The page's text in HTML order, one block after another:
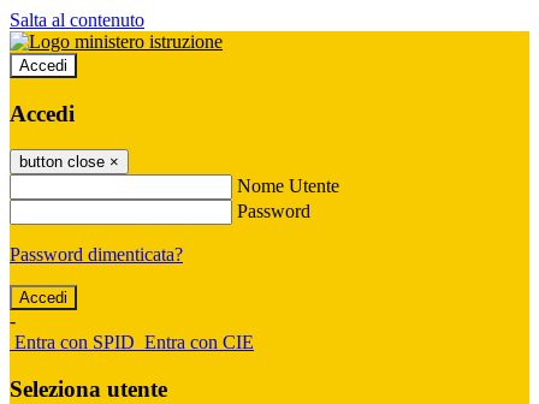
Salta al contenuto
Accedi
Accedi
button close ×
Nome Utente
Password
Password dimenticata?
-
Entra con SPID Entra con CIE
Seleziona utente